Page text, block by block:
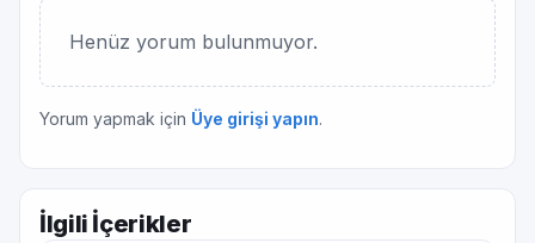
Henüz yorum bulunmuyor.
Yorum yapmak için Üye girişi yapın.
İlgili İçerikler